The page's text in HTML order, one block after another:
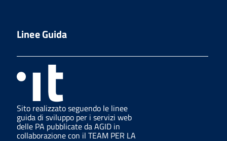
Linee Guida
Sito realizzato seguendo le linee
guida di sviluppo per i servizi web
delle PA pubblicate da AGID in
collaborazione con il TEAM PER LA